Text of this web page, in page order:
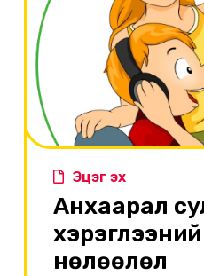
Эцэг эх
Анхаарал
хэрэглээний
нөлөөлөл